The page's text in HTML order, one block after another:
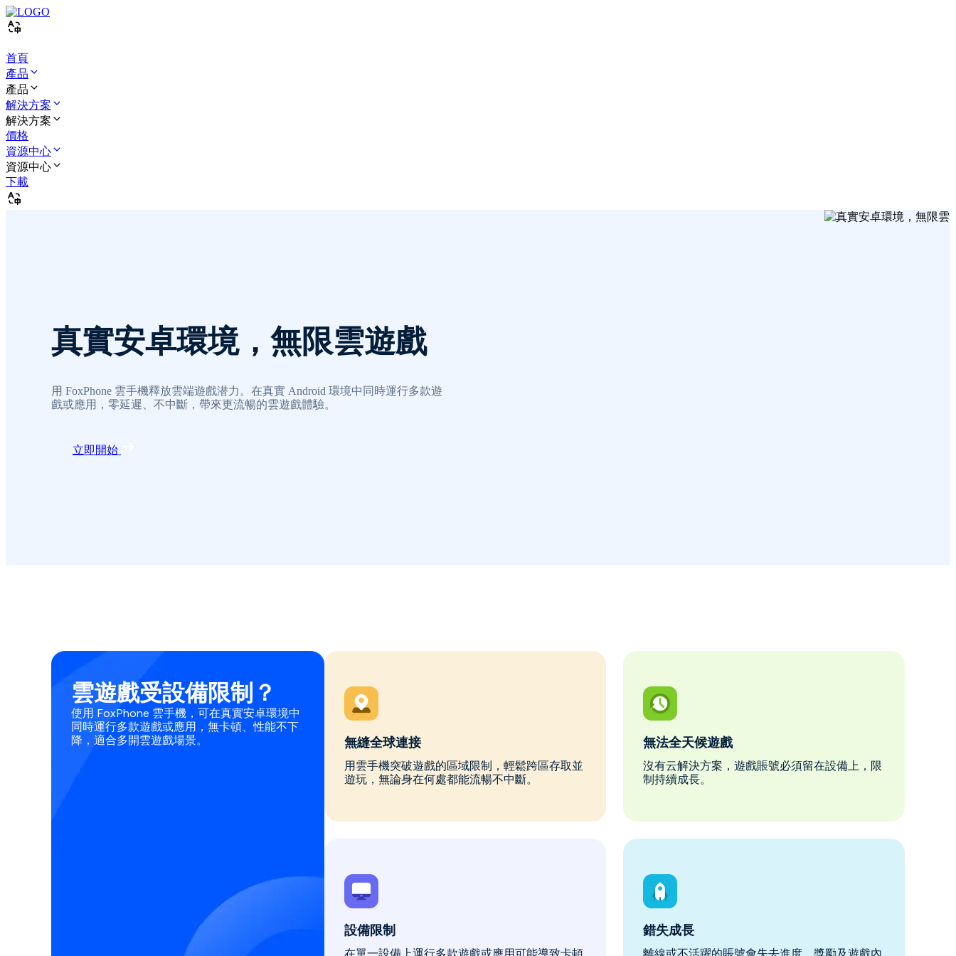
首頁
產品
產品
解決方案
解決方案
價格
資源中心
資源中心
下載
真實安卓環境，無限雲遊戲
用 FoxPhone 雲手機釋放雲端遊戲潜力。在真實 Android 環境中同時運行多款遊
戲或應用，零延遲、不中斷，帶來更流暢的雲遊戲體驗。
立即開始
雲遊戲受設備限制？
使用 FoxPhone 雲手機，可在真實安卓環境中
同時運行多款遊戲或應用，無卡頓、性能不下
降，適合多開雲遊戲場景。
無縫全球連接
用雲手機突破遊戲的區域限制，輕鬆跨區存取並
遊玩，無論身在何處都能流暢不中斷。
無法全天候遊戲
沒有云解決方案，遊戲賬號必須留在設備上，限
制持續成長。
設備限制 錯失成長